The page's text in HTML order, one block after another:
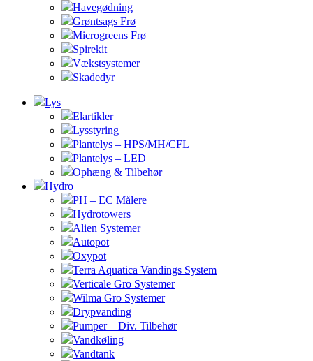
Havegødning
Grøntsags Frø
Microgreens Frø
Spirekit
Vækstsystemer
Skadedyr
Lys
Elartikler
Lysstyring
Plantelys – HPS/MH/CFL
Plantelys – LED
Ophæng & Tilbehør
Hydro
PH – EC Målere
Hydrotowers
Alien Systemer
Autopot
Oxypot
Terra Aquatica Vandings System
Verticale Gro Systemer
Wilma Gro Systemer
Drypvanding
Pumper – Div. Tilbehør
Vandkøling
Vandtank